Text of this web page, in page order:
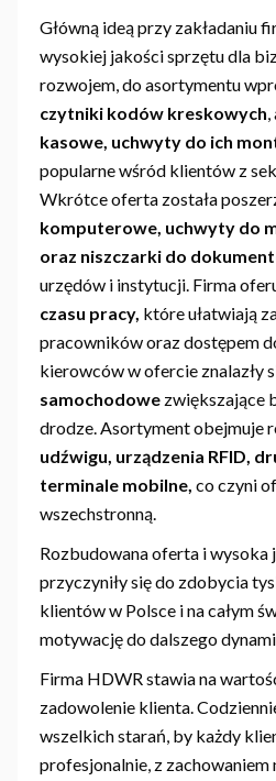
Główną ideą przy zakładaniu
wysokiej jakości sprzętu dla
rozwojem, do asortymentu
czytniki kodów kreskowych,
kasowe, uchwyty do ich
popularne wśród klientów z
Wkrótce oferta została
komputerowe, uchwyty do
oraz niszczarki do
urzędów i instytucji. Firma
czasu pracy, które ułatwiają
pracowników oraz dostępem
kierowców w ofercie znalazły
samochodowe zwiększające
drodze. Asortyment obejmuje
udźwigu, urządzenia RFID,
terminale mobilne, co czyni
wszechstronną.
Rozbudowana oferta i
przyczyniły się do zdobycia
klientów w Polsce i na całym
motywację do dalszego
Firma HDWR stawia na
zadowolenie klienta.
wszelkich starań, by każdy
profesjonalnie, z zachowaniem